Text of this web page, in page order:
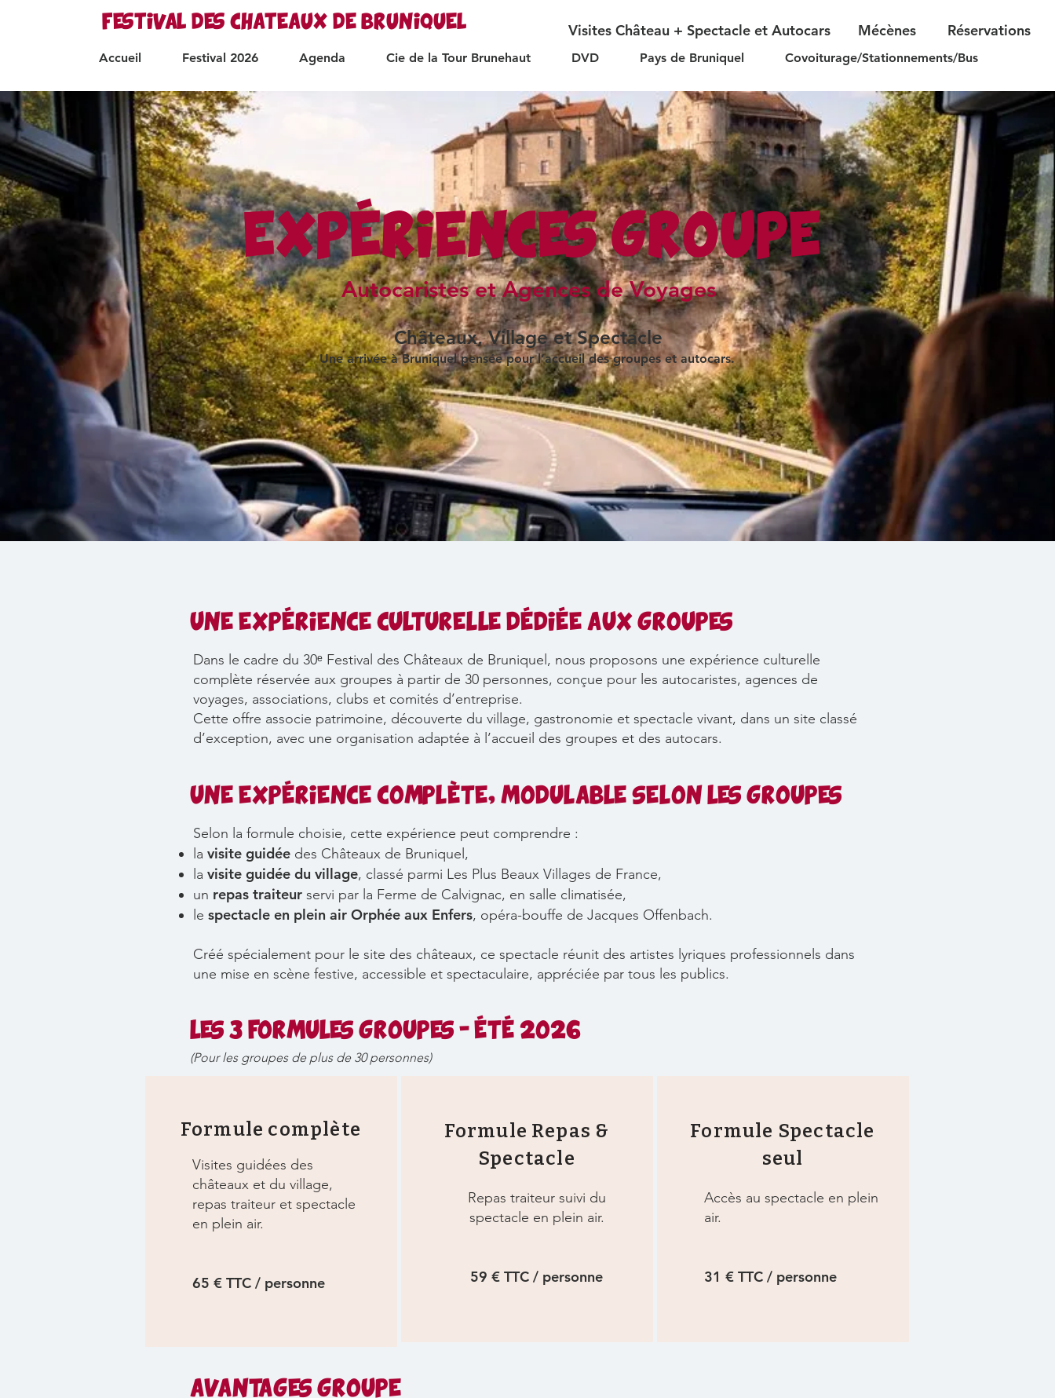
FESTIVAL DES CHATEAUX DE BRUNIQUEL
Accueil Festival 2026 Agenda Cie de la Tour Brunehaut DVD Pays de Bruniquel Covoiturage/Stationnements/Bus
Visites Château + Spectacle et Autocars Mécènes Réservations
EXPÉRIENCES GROUPE
Autocaristes et Agences de Voyages
Châteaux, Village et Spectacle
Une arrivée à Bruniquel pensée pour l’accueil des groupes et autocars.
UNE EXPÉRIENCE CULTURELLE DÉDIÉE AUX GROUPES
Dans le cadre du 30ᵉ Festival des Châteaux de Bruniquel, nous proposons une expérience culturelle
complète réservée aux groupes à partir de 30 personnes, conçue pour les autocaristes, agences de
voyages, associations, clubs et comités d’entreprise.
Cette offre associe patrimoine, découverte du village, gastronomie et spectacle vivant, dans un site classé
d’exception, avec une organisation adaptée à l’accueil des groupes et des autocars.
UNE EXPÉRIENCE COMPLÈTE, MODULABLE SELON LES GROUPES
Selon la formule choisie, cette expérience peut comprendre :
la visite guidée des Châteaux de Bruniquel,
la visite guidée du village, classé parmi Les Plus Beaux Villages de France,
un repas traiteur servi par la Ferme de Calvignac, en salle climatisée,
le spectacle en plein air Orphée aux Enfers, opéra-bouffe de Jacques Offenbach.
Créé spécialement pour le site des châteaux, ce spectacle réunit des artistes lyriques professionnels dans
une mise en scène festive, accessible et spectaculaire, appréciée par tous les publics.
LES 3 FORMULES GROUPES - ÉTÉ 2026
(Pour les groupes de plus de 30 personnes)
Formule complète
Visites guidées des
châteaux et du village,
repas traiteur et spectacle
en plein air.
65 € TTC / personne
Formule Repas &
Spectacle
Repas traiteur suivi du
spectacle en plein air.
59 € TTC / personne
Formule Spectacle
seul
Accès au spectacle en plein
air.
31 € TTC / personne
AVANTAGES GROUPE